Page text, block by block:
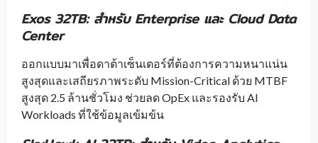
Exos 32TB: สำหรับ Enterprise และ Cloud Data
Center
ออกแบบมาเพื่อดาต้าเซ็นเตอร์ที่ต้องการความหนาแน่น
สูงสุดและเสถียรภาพระดับ Mission-Critical ด้วย MTBF
สูงสุด 2.5 ล้านชั่วโมง ช่วยลด OpEx และรองรับ AI
Workloads ที่ใช้ข้อมูลเข้มข้น